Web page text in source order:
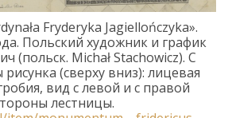
Fryderyka Jagiellończyka».
. Польский художник и график
(польск. MichałStachowicz). С
(сверху вниз): лицевая
вид с левой и с правой
лестницы.